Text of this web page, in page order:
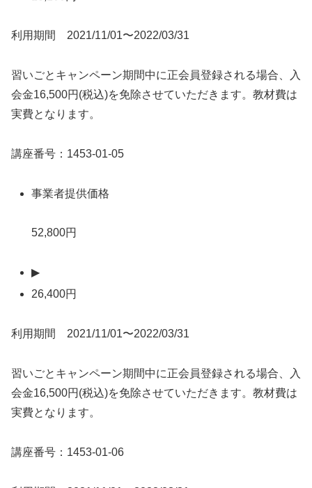
利用期間 2021/11/01〜2022/03/31
習いごとキャンペーン期間中に正会員登録される場合、入
会金16,500円(税込)を免除させていただきます。教材費は
実費となります。
講座番号：1453-01-05
事業者提供価格
52,800円
▶
26,400円
利用期間 2021/11/01〜2022/03/31
習いごとキャンペーン期間中に正会員登録される場合、入
会金16,500円(税込)を免除させていただきます。教材費は
実費となります。
講座番号：1453-01-06